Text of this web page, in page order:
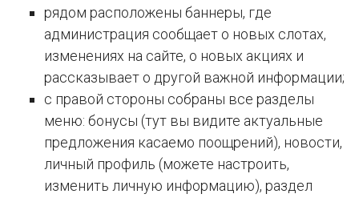
рядом расположены баннеры, где
администрация сообщает о новых слотах,
изменениях на сайте, о новых акциях и
рассказывает о другой важной информации;
с правой стороны собраны все разделы
меню: бонусы (тут вы видите актуальные
предложения касаемо поощрений), новости,
личный профиль (можете настроить,
изменить личную информацию), раздел